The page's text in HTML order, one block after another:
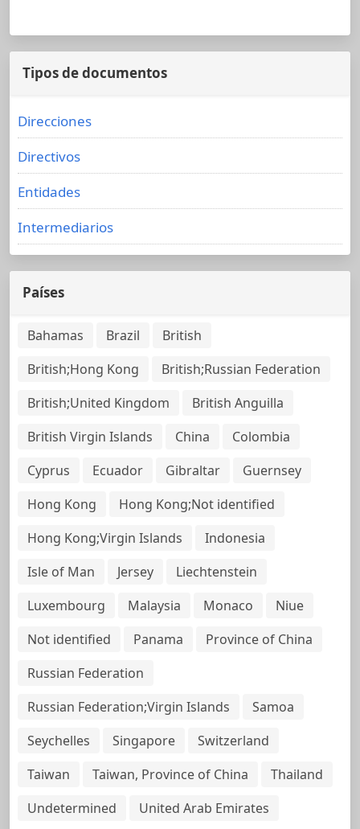
Tipos de documentos
Direcciones
Directivos
Entidades
Intermediarios
Países
Bahamas Brazil
British
British;Hong Kong
British;Russian Federation
British;United Kingdom
British Anguilla
British Virgin Islands
China
Colombia
Cyprus
Ecuador Gibraltar
Guernsey
Hong Kong
Hong Kong;Not identified
Hong Kong;Virgin Islands
Indonesia
Isle of Man
Jersey
Liechtenstein
Luxembourg
Malaysia Monaco
Niue
Not identified
Panama
Province of China
Russian Federation
Russian Federation;Virgin Islands
Samoa
Seychelles
Singapore
Switzerland
Taiwan
Taiwan, Province of China
Thailand
Undetermined
United Arab Emirates